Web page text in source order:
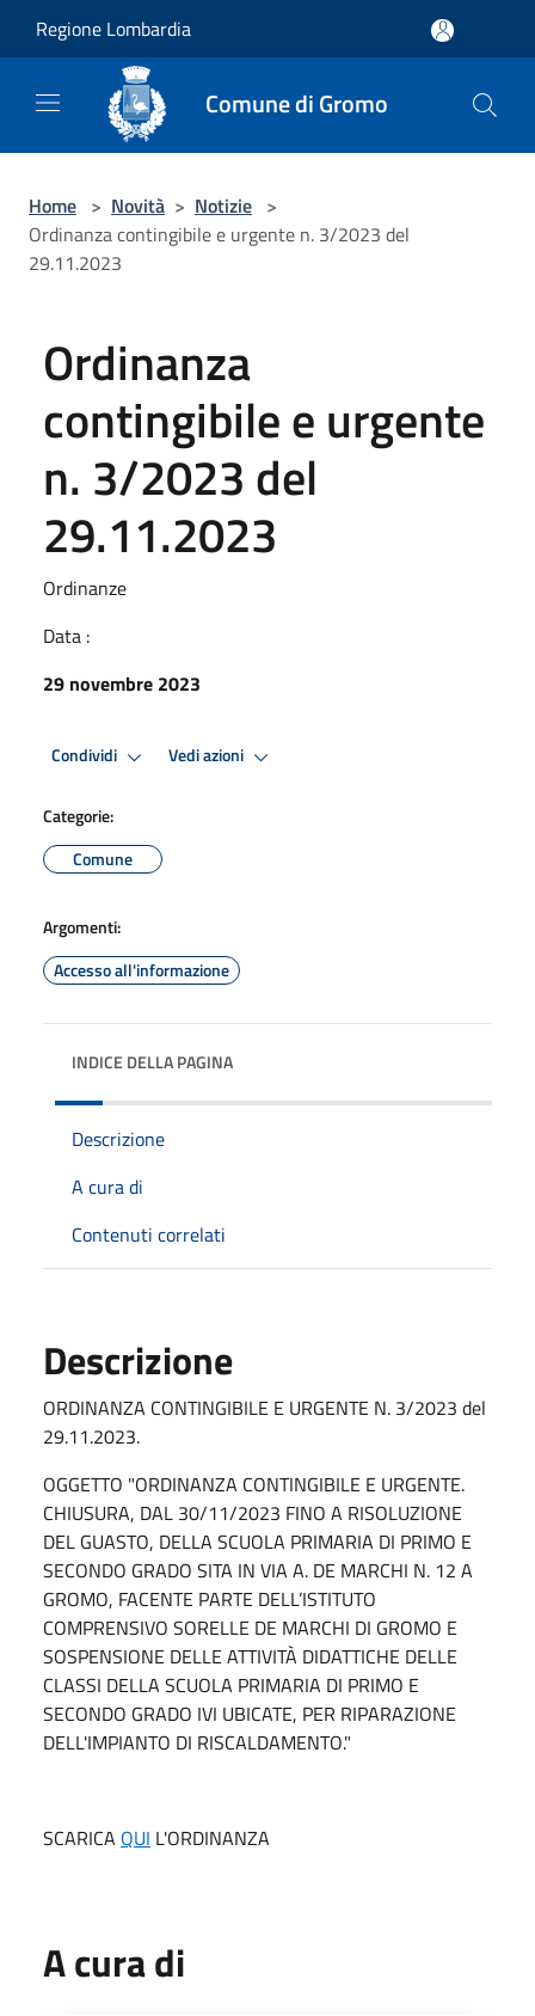
Regione Lombardia
Comune di Gromo
Home > Novità > Notizie >
Ordinanza contingibile e urgente n. 3/2023 del
29.11.2023
Ordinanza
contingibile e urgente
n. 3/2023 del
29.11.2023
Ordinanze
Data :
29 novembre 2023
Condividi Vedi azioni
Categorie:
Comune
Argomenti:
Accesso all'informazione
INDICE DELLA PAGINA
Descrizione
A cura di
Contenuti correlati
Descrizione
ORDINANZA CONTINGIBILE E URGENTE N. 3/2023 del
29.11.2023.
OGGETTO "ORDINANZA CONTINGIBILE E URGENTE.
CHIUSURA, DAL 30/11/2023 FINO A RISOLUZIONE
DEL GUASTO, DELLA SCUOLA PRIMARIA DI PRIMO E
SECONDO GRADO SITA IN VIA A. DE MARCHI N. 12 A
GROMO, FACENTE PARTE DELL’ISTITUTO
COMPRENSIVO SORELLE DE MARCHI DI GROMO E
SOSPENSIONE DELLE ATTIVITÀ DIDATTICHE DELLE
CLASSI DELLA SCUOLA PRIMARIA DI PRIMO E
SECONDO GRADO IVI UBICATE, PER RIPARAZIONE
DELL'IMPIANTO DI RISCALDAMENTO."
SCARICA QUI L'ORDINANZA
A cura di